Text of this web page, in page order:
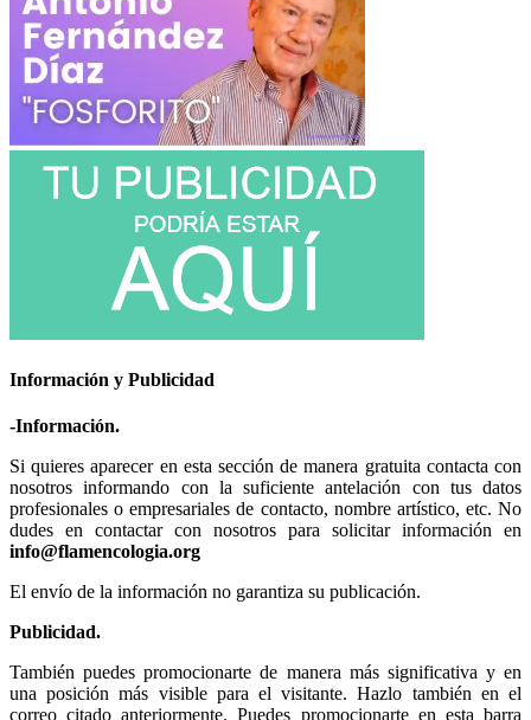
Información y Publicidad
-Información.
Si quieres aparecer en esta sección de manera gratuita contacta con
nosotros informando con la suficiente antelación con tus datos
profesionales o empresariales de contacto, nombre artístico, etc. No
dudes en contactar con nosotros para solicitar información en
info@flamencologia.org
El envío de la información no garantiza su publicación.
Publicidad.
También puedes promocionarte de manera más significativa y en
una posición más visible para el visitante. Hazlo también en el
correo citado anteriormente. Puedes promocionarte en esta barra